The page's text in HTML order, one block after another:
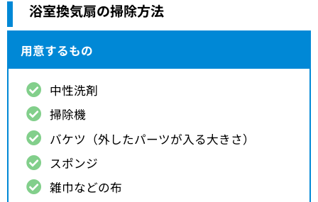
浴室換気扇の掃除方法
用意するもの
中性洗剤
掃除機
バケツ（外したパーツが入る大きさ）
スポンジ
雑巾などの布